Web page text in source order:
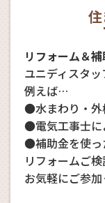
リフォーム＆
ユニディスタ
例えば…
●水まわり・外
●電気工事士に
●補助金を使っ
リフォームご
お気軽にご参加